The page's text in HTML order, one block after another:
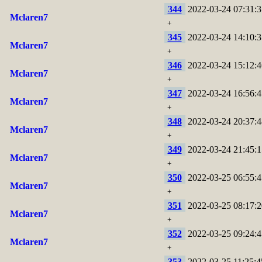
Mclaren7
344 2022-03-24
+
Mclaren7
345 2022-03-24
+
Mclaren7
346 2022-03-24
+
Mclaren7
347 2022-03-24
+
Mclaren7
348 2022-03-24
+
Mclaren7
349 2022-03-24
+
Mclaren7
350 2022-03-25
+
Mclaren7
351 2022-03-25
+
Mclaren7
352 2022-03-25
+